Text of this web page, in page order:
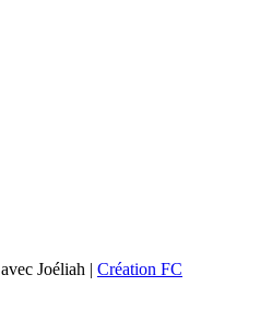
avec Joéliah | Création FC